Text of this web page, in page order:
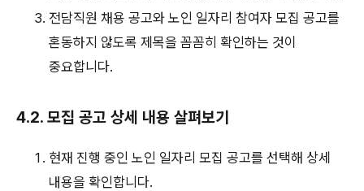
전담직원 채용 공고와 노인 일자리 참여자 모집 공고를
혼동하지 않도록 제목을 꼼꼼히 확인하는 것이
중요합니다.
4.2. 모집 공고 상세 내용 살펴보기
현재 진행 중인 노인 일자리 모집 공고를 선택해 상세
내용을 확인합니다.